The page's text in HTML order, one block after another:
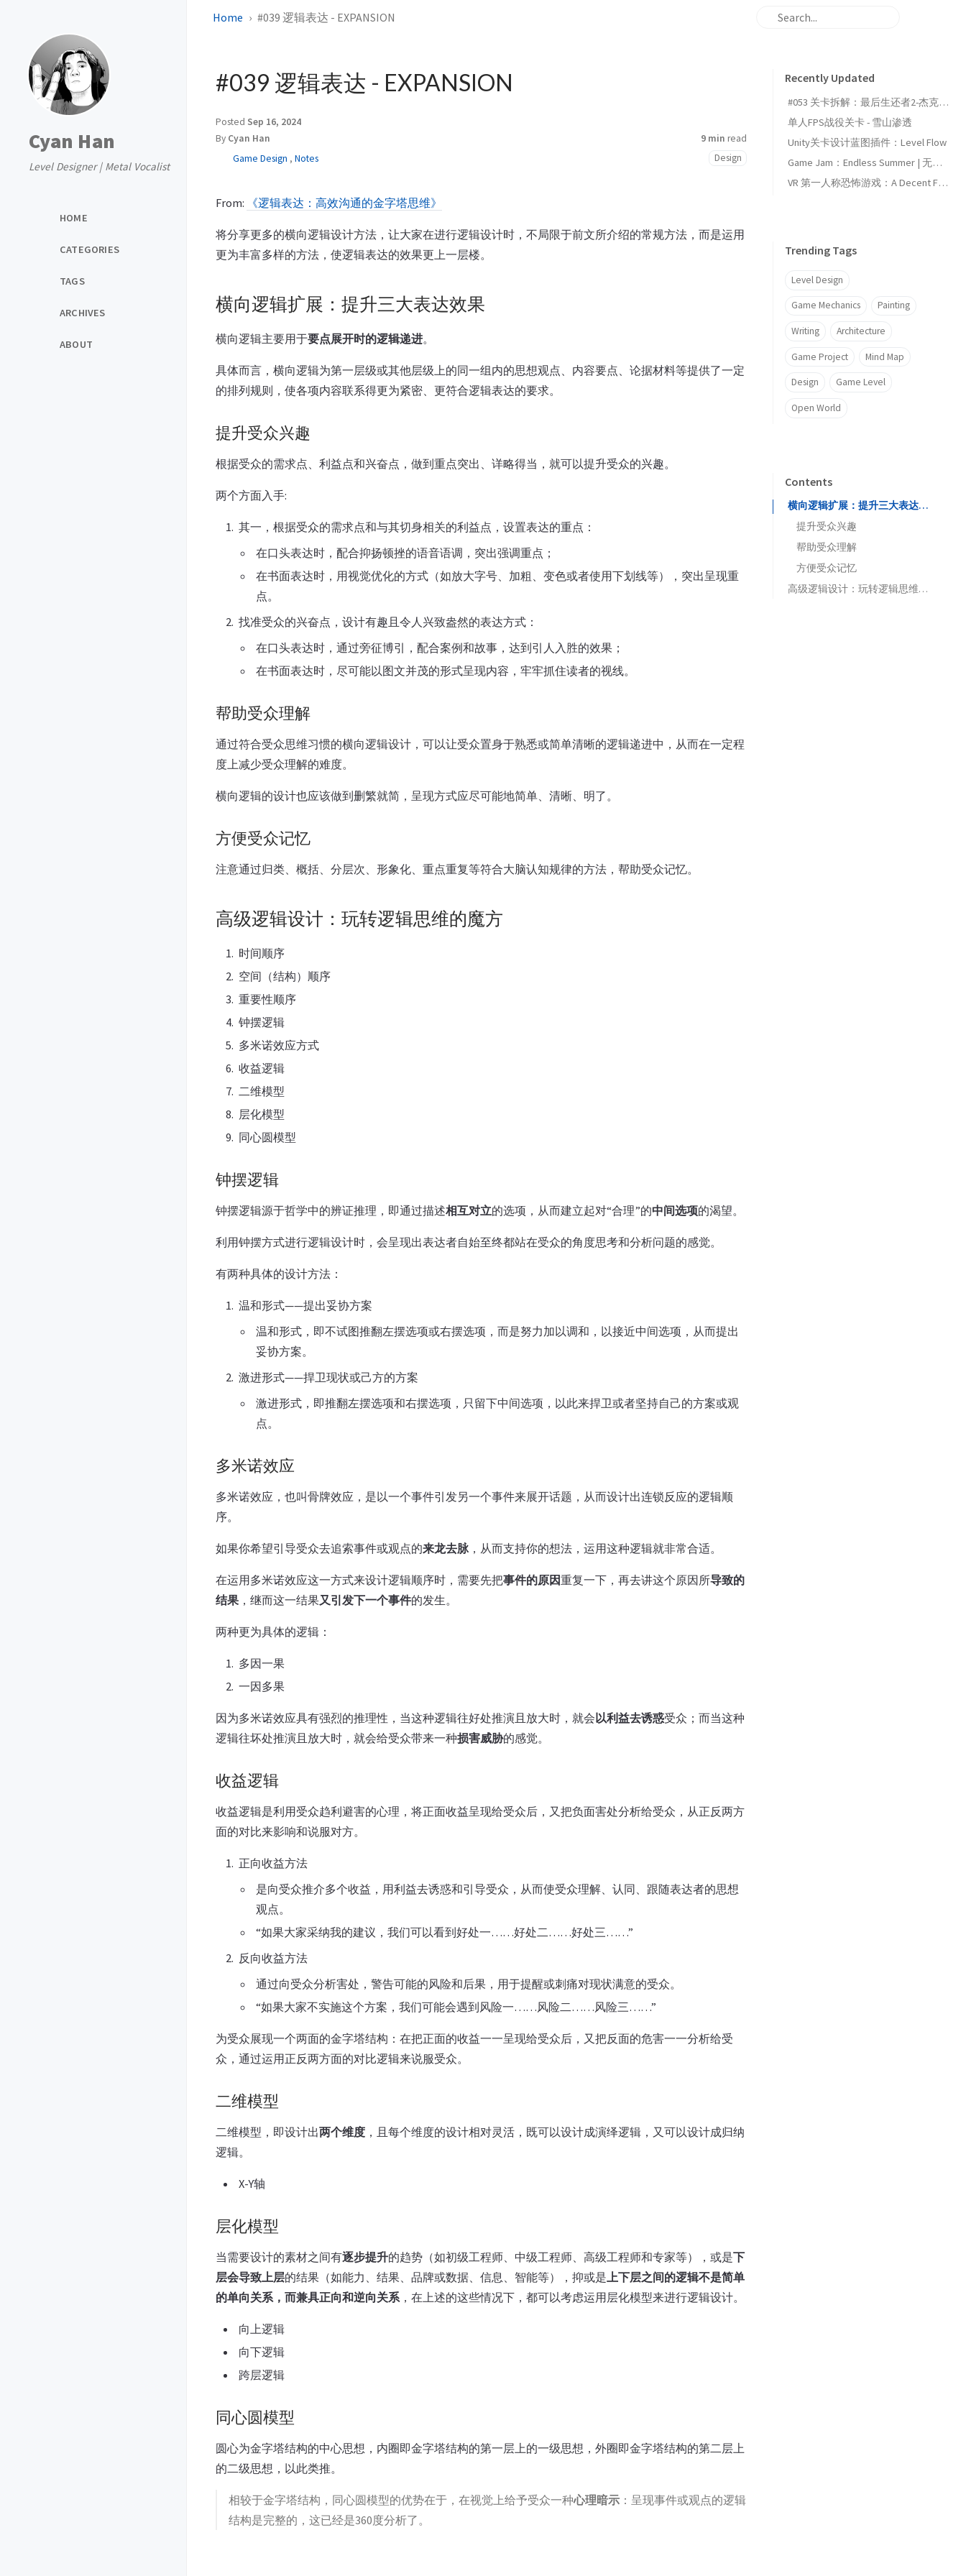
Cyan Han
Level Designer | Metal Vocalist
HOME
CATEGORIES
TAGS
ARCHIVES
ABOUT
Home #039 逻辑表达 - EXPANSION
#039 逻辑表达 - EXPANSION
Posted Sep 16, 2024
By Cyan Han 9 min read
Game Design , Notes Design
From: 《逻辑表达：高效沟通的金字塔思维》
将分享更多的横向逻辑设计方法，让大家在进行逻辑设计时，不局限于前文所介绍的常规方法，而是运用
更为丰富多样的方法，使逻辑表达的效果更上一层楼。
横向逻辑扩展：提升三大表达效果
横向逻辑主要用于要点展开时的逻辑递进。
具体而言，横向逻辑为第一层级或其他层级上的同一组内的思想观点、内容要点、论据材料等提供了一定
的排列规则，使各项内容联系得更为紧密、更符合逻辑表达的要求。
提升受众兴趣
根据受众的需求点、利益点和兴奋点，做到重点突出、详略得当，就可以提升受众的兴趣。
两个方面入手:
其一，根据受众的需求点和与其切身相关的利益点，设置表达的重点：
在口头表达时，配合抑扬顿挫的语音语调，突出强调重点；
在书面表达时，用视觉优化的方式（如放大字号、加粗、变色或者使用下划线等），突出呈现重
点。
找准受众的兴奋点，设计有趣且令人兴致盎然的表达方式：
在口头表达时，通过旁征博引，配合案例和故事，达到引人入胜的效果；
在书面表达时，尽可能以图文并茂的形式呈现内容，牢牢抓住读者的视线。
帮助受众理解
通过符合受众思维习惯的横向逻辑设计，可以让受众置身于熟悉或简单清晰的逻辑递进中，从而在一定程
度上减少受众理解的难度。
横向逻辑的设计也应该做到删繁就简，呈现方式应尽可能地简单、清晰、明了。
方便受众记忆
注意通过归类、概括、分层次、形象化、重点重复等符合大脑认知规律的方法，帮助受众记忆。
高级逻辑设计：玩转逻辑思维的魔方
时间顺序
空间（结构）顺序
重要性顺序
钟摆逻辑
多米诺效应方式
收益逻辑
二维模型
层化模型
同心圆模型
钟摆逻辑
钟摆逻辑源于哲学中的辨证推理，即通过描述相互对立的选项，从而建立起对“合理”的中间选项的渴望。
利用钟摆方式进行逻辑设计时，会呈现出表达者自始至终都站在受众的角度思考和分析问题的感觉。
有两种具体的设计方法：
温和形式——提出妥协方案
温和形式，即不试图推翻左摆选项或右摆选项，而是努力加以调和，以接近中间选项，从而提出
妥协方案。
激进形式——捍卫现状或己方的方案
激进形式，即推翻左摆选项和右摆选项，只留下中间选项，以此来捍卫或者坚持自己的方案或观
点。
多米诺效应
多米诺效应，也叫骨牌效应，是以一个事件引发另一个事件来展开话题，从而设计出连锁反应的逻辑顺
序。
如果你希望引导受众去追索事件或观点的来龙去脉，从而支持你的想法，运用这种逻辑就非常合适。
在运用多米诺效应这一方式来设计逻辑顺序时，需要先把事件的原因重复一下，再去讲这个原因所导致的
结果 ，继而这一结果又引发下一个事件的发生。
两种更为具体的逻辑：
多因一果
一因多果
因为多米诺效应具有强烈的推理性，当这种逻辑往好处推演且放大时，就会以利益去诱惑受众；而当这种
逻辑往坏处推演且放大时，就会给受众带来一种损害威胁的感觉。
收益逻辑
收益逻辑是利用受众趋利避害的心理，将正面收益呈现给受众后，又把负面害处分析给受众，从正反两方
面的对比来影响和说服对方。
正向收益方法
是向受众推介多个收益，用利益去诱惑和引导受众，从而使受众理解、认同、跟随表达者的思想
观点。
“如果大家采纳我的建议，我们可以看到好处一……好处二……好处三……”
反向收益方法
通过向受众分析害处，警告可能的风险和后果，用于提醒或刺痛对现状满意的受众。
“如果大家不实施这个方案，我们可能会遇到风险一……风险二……风险三……”
为受众展现一个两面的金字塔结构：在把正面的收益一一呈现给受众后，又把反面的危害一一分析给受
众，通过运用正反两方面的对比逻辑来说服受众。
二维模型
二维模型，即设计出两个维度 ，且每个维度的设计相对灵活，既可以设计成演绎逻辑，又可以设计成归纳
逻辑。
X-Y轴
层化模型
当需要设计的素材之间有逐步提升的趋势（如初级工程师、中级工程师、高级工程师和专家等），或是下
层会导致上层的结果（如能力、结果、品牌或数据、信息、智能等），抑或是上下层之间的逻辑不是简单
的单向关系，而兼具正向和逆向关系，在上述的这些情况下，都可以考虑运用层化模型来进行逻辑设计。
向上逻辑
向下逻辑
跨层逻辑
同心圆模型
圆心为金字塔结构的中心思想，内圈即金字塔结构的第一层上的一级思想，外圈即金字塔结构的第二层上
的二级思想，以此类推。
相较于金字塔结构，同心圆模型的优势在于，在视觉上给予受众一种心理暗示 ：呈现事件或观点的逻辑
结构是完整的，这已经是360度分析了。
Recently Updated
#053 关卡拆解：最后生还者2-杰克逊篇-序幕
单人FPS战役关卡 - 雪山渗透
Unity关卡设计蓝图插件：Level Flow
Game Jam：Endless Summer | 无尽夏
VR 第一人称恐怖游戏：A Decent Farewell
Trending Tags
Level Design
Game Mechanics Painting
Writing Architecture
Game Project Mind Map
Design Game Level
Open World
Contents
横向逻辑扩展：提升三大表达效果
提升受众兴趣
帮助受众理解
方便受众记忆
高级逻辑设计：玩转逻辑思维的魔方